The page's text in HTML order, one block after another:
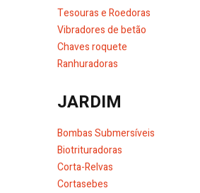
Tesouras e Roedoras
Vibradores de betão
Chaves roquete
Ranhuradoras
JARDIM
Bombas Submersíveis
Biotrituradoras
Corta-Relvas
Cortasebes